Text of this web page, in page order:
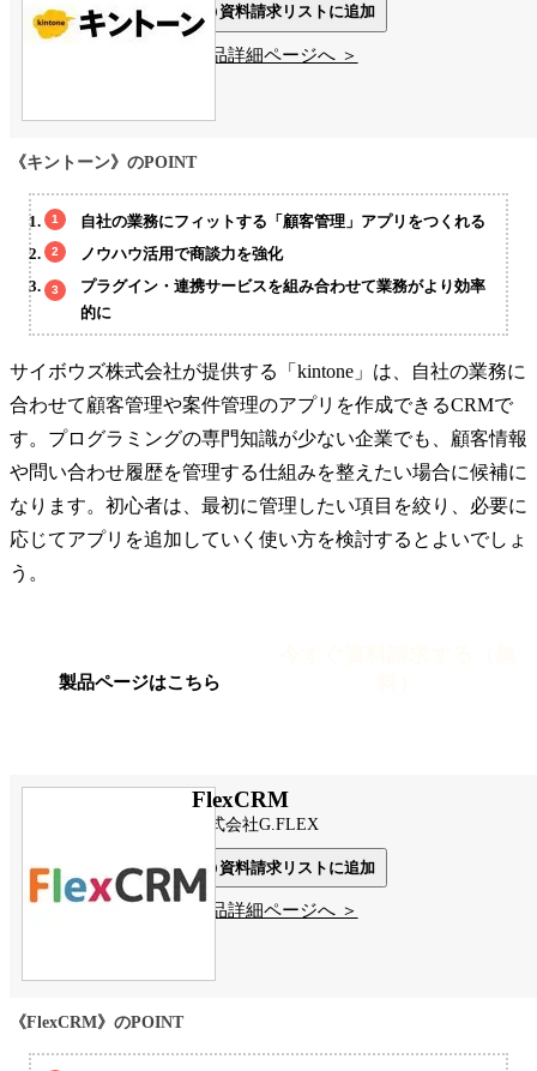
資料請求リストに追加
製品詳細ページへ ＞
《キントーン》のPOINT
自社の業務にフィットする「顧客管理」アプリをつくれる
ノウハウ活用​で商談力を強化
プラグイン・連携サービスを組み合わせて業務がより効率
的に
サイボウズ株式会社が提供する「kintone」は、自社の業務に
合わせて顧客管理や案件管理のアプリを作成できるCRMで
す。プログラミングの専門知識が少ない企業でも、顧客情報
や問い合わせ履歴を管理する仕組みを整えたい場合に候補に
なります。初心者は、最初に管理したい項目を絞り、必要に
応じてアプリを追加していく使い方を検討するとよいでしょ
う。
製品ページはこちら
FlexCRM
株式会社G.FLEX
資料請求リストに追加
製品詳細ページへ ＞
《FlexCRM》のPOINT